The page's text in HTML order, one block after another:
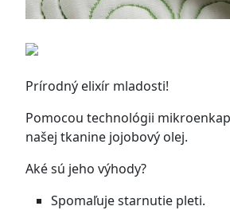
Prírodný elixír mladosti!
Pomocou technológii
našej tkanine jojobový olej.
Aké sú jeho výhody?
Spomaľuje starnutie pleti.